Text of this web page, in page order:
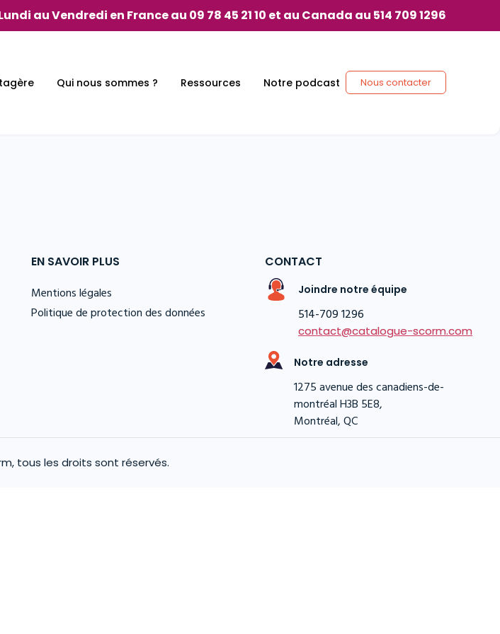
au Vendredi en France au 09 78 45 21 10 et au Canada au 514 709 1296
Qui nous sommes ? Ressources Notre podcast Nous contacter
EN SAVOIR PLUS
Mentions légales
Politique de protection des données
CONTACT
Joindre notre équipe
514-709 1296
contact@catalogue-scorm.com
Notre adresse
1275 avenue des canadiens-de-
montréal H3B 5E8,
Montréal, QC
tous les droits sont réservés.